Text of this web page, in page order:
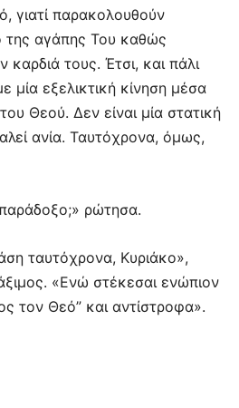
γιατί παρακολουθούν
της αγάπης Του καθώς
καρδιά τους. Έτσι, και πάλι
εξελικτική κίνηση μέσα
Θεού. Δεν είναι μία στατική
ανία. Ταυτόχρονα, όμως,
παράδοξο;» ρώτησα.
ταυτόχρονα, Κυριάκο»,
«Ενώ στέκεσαι ενώπιον
τον Θεό” και αντίστροφα».